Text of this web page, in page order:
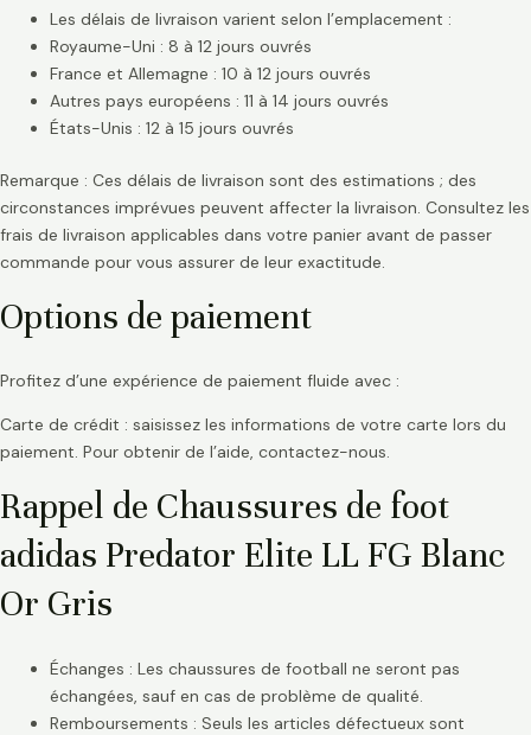
Les délais de livraison varient selon l’emplacement :
Royaume-Uni : 8 à 12 jours ouvrés
France et Allemagne : 10 à 12 jours ouvrés
Autres pays européens : 11 à 14 jours ouvrés
États-Unis : 12 à 15 jours ouvrés
Remarque : Ces délais de livraison sont des estimations ; des
circonstances imprévues peuvent affecter la livraison. Consultez les
frais de livraison applicables dans votre panier avant de passer
commande pour vous assurer de leur exactitude.
Options de paiement
Profitez d’une expérience de paiement fluide avec :
Carte de crédit : saisissez les informations de votre carte lors du
paiement. Pour obtenir de l’aide, contactez-nous.
Rappel de Chaussures de foot
adidas Predator Elite LL FG Blanc
Or Gris
Échanges : Les chaussures de football ne seront pas
échangées, sauf en cas de problème de qualité.
Remboursements : Seuls les articles défectueux sont